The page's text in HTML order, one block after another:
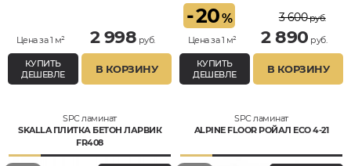
Цена за 1 м² 2 998 руб.
КУПИТЬ
ДЕШЕВЛЕ
В КОРЗИНУ
-20%
Цена за 1 м²
3 600руб.
2 890 руб.
КУПИТЬ
ДЕШЕВЛЕ
В КОРЗИНУ
SPC ламинат
SKALLA ПЛИТКА БЕТОН ЛАРВИК
FR408
SPC ламинат
ALPINE FLOOR РОЙАЛ ЕСО 4-21